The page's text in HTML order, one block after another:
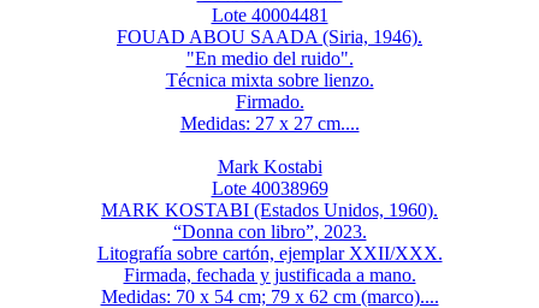
Lote 40004481
FOUAD ABOU SAADA (Siria, 1946).
"En medio del ruido".
Técnica mixta sobre lienzo.
Firmado.
Medidas: 27 x 27 cm....
Mark Kostabi
Lote 40038969
MARK KOSTABI (Estados Unidos, 1960).
“Donna con libro”, 2023.
Litografía sobre cartón, ejemplar XXII/XXX.
Firmada, fechada y justificada a mano.
Medidas: 70 x 54 cm; 79 x 62 cm (marco)....